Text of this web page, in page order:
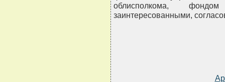
облисполкома,
заинтересованными,